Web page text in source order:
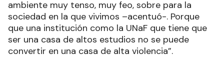
ambiente muy tenso, muy feo, sobre para la
sociedad en la que vivimos –acentuó-. Porque
que una institución como la UNaF que tiene que
ser una casa de altos estudios no se puede
convertir en una casa de alta violencia”.